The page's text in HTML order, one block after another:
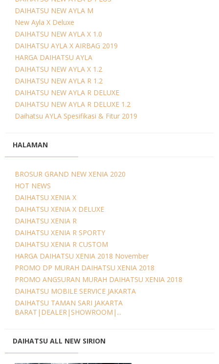
DAIHATSU NEW AYLA M
New Ayla X Deluxe
DAIHATSU NEW AYLA X 1.0
DAIHATSU AYLA X AIRBAG 2019
HARGA DAIHATSU AYLA
DAIHATSU NEW AYLA X 1.2
DAIHATSU NEW AYLA R 1.2
DAIHATSU NEW AYLA R DELUXE
DAIHATSU NEW AYLA R DELUXE 1.2
Daihatsu AYLA Spesifikasi & Fitur 2019
HALAMAN
BROSUR GRAND NEW XENIA 2020
HOT NEWS
DAIHATSU XENIA X
DAIHATSU XENIA X DELUXE
DAIHATSU XENIA R
DAIHATSU XENIA R SPORTY
DAIHATSU XENIA R CUSTOM
HARGA DAIHATSU XENIA 2018 November
PROMO DP MURAH DAIHATSU XENIA 2018
PROMO ANGSURAN MURAH DAIHATSU XENIA 2018
DAIHATSU MOBILE SERVICE JAKARTA
DAIHATSU TAMAN SARI JAKARTA
BARAT|DEALER|SHOWROOM|...
DAIHATSU ALL NEW SIRION